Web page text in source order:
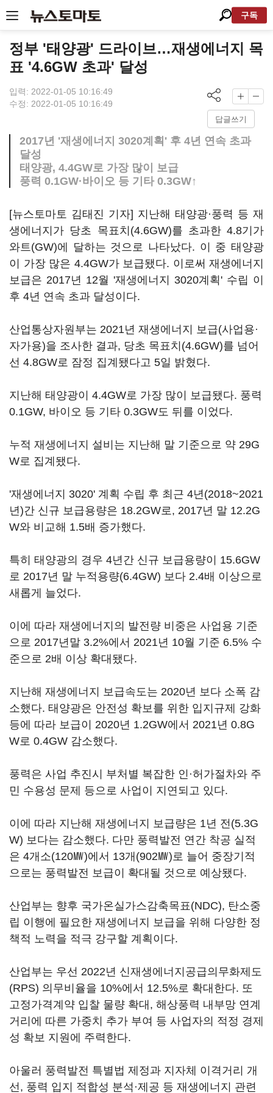
구독
정부 '태양광' 드라이브…재생에너지 목
표 '4.6GW 초과' 달성
입력: 2022-01-05 10:16:49
수정: 2022-01-05 10:16:49
답글쓰기
2017년 '재생에너지 3020계획' 후 4년 연속 초과
달성
태양광, 4.4GW로 가장 많이 보급
풍력 0.1GW·바이오 등 기타 0.3GW↑
[뉴스토마토 김태진 기자] 지난해 태양광·풍력 등 재
생에너지가 당초 목표치(4.6GW)를 초과한 4.8기가
와트(GW)에 달하는 것으로 나타났다. 이 중 태양광
이 가장 많은 4.4GW가 보급됐다. 이로써 재생에너지
보급은 2017년 12월 '재생에너지 3020계획' 수립 이
후 4년 연속 초과 달성이다.
산업통상자원부는 2021년 재생에너지 보급(사업용·
자가용)을 조사한 결과, 당초 목표치(4.6GW)를 넘어
선 4.8GW로 잠정 집계됐다고 5일 밝혔다.
지난해 태양광이 4.4GW로 가장 많이 보급됐다. 풍력
0.1GW, 바이오 등 기타 0.3GW도 뒤를 이었다.
누적 재생에너지 설비는 지난해 말 기준으로 약 29G
W로 집계됐다.
'재생에너지 3020' 계획 수립 후 최근 4년(2018~2021
년)간 신규 보급용량은 18.2GW로, 2017년 말 12.2G
W와 비교해 1.5배 증가했다.
특히 태양광의 경우 4년간 신규 보급용량이 15.6GW
로 2017년 말 누적용량(6.4GW) 보다 2.4배 이상으로
새롭게 늘었다.
이에 따라 재생에너지의 발전량 비중은 사업용 기준
으로 2017년말 3.2%에서 2021년 10월 기준 6.5% 수
준으로 2배 이상 확대됐다.
지난해 재생에너지 보급속도는 2020년 보다 소폭 감
소했다. 태양광은 안전성 확보를 위한 입지규제 강화
등에 따라 보급이 2020년 1.2GW에서 2021년 0.8G
W로 0.4GW 감소했다.
풍력은 사업 추진시 부처별 복잡한 인·허가절차와 주
민 수용성 문제 등으로 사업이 지연되고 있다.
이에 따라 지난해 재생에너지 보급량은 1년 전(5.3G
W) 보다는 감소했다. 다만 풍력발전 연간 착공 실적
은 4개소(120㎿)에서 13개(902㎿)로 늘어 중장기적
으로는 풍력발전 보급이 확대될 것으로 예상됐다.
산업부는 향후 국가온실가스감축목표(NDC), 탄소중
립 이행에 필요한 재생에너지 보급을 위해 다양한 정
책적 노력을 적극 강구할 계획이다.
산업부는 우선 2022년 신재생에너지공급의무화제도
(RPS) 의무비율을 10%에서 12.5%로 확대한다. 또
고정가격계약 입찰 물량 확대, 해상풍력 내부망 연계
거리에 따른 가중치 추가 부여 등 사업자의 적정 경제
성 확보 지원에 주력한다.
아울러 풍력발전 특별법 제정과 지자체 이격거리 개
선, 풍력 입지 적합성 분석·제공 등 재생에너지 관련